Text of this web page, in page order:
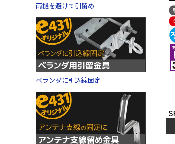
雨樋を避けて引留め
ベランダに引込線固定